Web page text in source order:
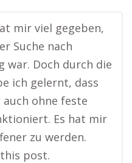
mir viel gegeben,
Suche nach
war. Doch durch die
ich gelernt, dass
ohne feste
Es hat mir
zu werden.
post.